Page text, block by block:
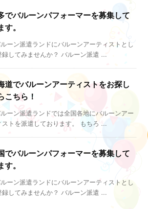
でバルーンパフォーマーを募集して
す。
ーン派遣ランドにバルーンアーティストとし
録してみませんか？ バルーン派遣 ...
道でバルーンアーティストをお探し
こちら！
ーン派遣ランドでは全国各地にバルーンアー
ストを派遣しております。 もちろ ...
でバルーンパフォーマーを募集して
す。
ーン派遣ランドにバルーンアーティストとし
録してみませんか？ バルーン派遣 ...